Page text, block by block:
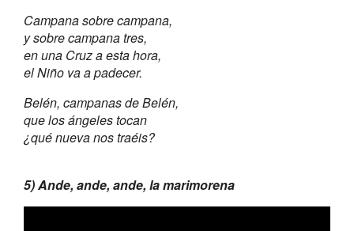
Campana sobre campana,
y sobre campana tres,
en una Cruz a esta hora,
el Niño va a padecer.
Belén, campanas de Belén,
que los ángeles tocan
¿qué nueva nos traéis?
5) Ande, ande, ande, la marimorena